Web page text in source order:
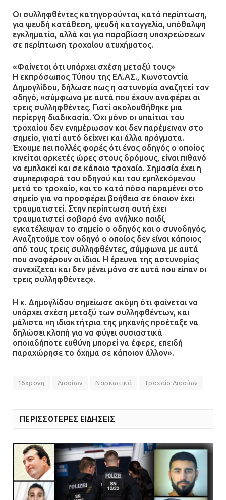
Οι συλληφθέντες κατηγορούνται, κατά περίπτωση,
για ψευδή κατάθεση, ψευδή καταγγελία, υπόθαλψη
εγκληματία, αλλά και για παραβίαση υποχρεώσεων
σε περίπτωση τροχαίου ατυχήματος.
«Φαίνεται ότι υπάρχει σχέση μεταξύ τους»
Η εκπρόσωπος Τύπου της ΕΛ.ΑΣ., Κωνσταντία
Δημογλίδου, δήλωσε πως η αστυνομία αναζητεί τον
οδηγό, «σύμφωνα με αυτά που έχουν αναφέρει οι
τρεις συλληφθέντες. Γιατί ακολουθήθηκε μια
περίεργη διαδικασία. Όχι μόνο οι υπαίτιοι του
τροχαίου δεν ενημέρωσαν και δεν παρέμειναν στο
σημείο, γιατί αυτό δείχνει και άλλα πράγματα.
Έχουμε πει πολλές φορές ότι ένας οδηγός ο οποίος
κινείται αρκετές ώρες στους δρόμους, είναι πιθανό
να εμπλακεί και σε κάποιο τροχαίο. Σημασία έχει η
συμπεριφορά του οδηγού και του εμπλεκόμενου
μετά το τροχαίο, και το κατά πόσο παραμένει στο
σημείο για να προσφέρει βοήθεια σε όποιον έχει
τραυματιστεί. Στην περίπτωση αυτή έχει
τραυματιστεί σοβαρά ένα ανήλικο παιδί,
εγκατέλειψαν το σημείο ο οδηγός και ο συνοδηγός.
Αναζητούμε τον οδηγό ο οποίος δεν είναι κάποιος
από τους τρεις συλληφθέντες, σύμφωνα με αυτά
που αναφέρουν οι ίδιοι. Η έρευνα της αστυνομίας
συνεχίζεται και δεν μένει μόνο σε αυτά που είπαν οι
τρεις συλληφθέντες».
Η κ. Δημογλίδου σημείωσε ακόμη ότι φαίνεται να
υπάρχει σχέση μεταξύ των συλληφθέντων, και
μάλιστα «η ιδιοκτήτρια της μηχανής προέταξε να
δηλώσει κλοπή για να φύγει ουσιαστικά
οποιαδήποτε ευθύνη μπορεί να έφερε, επειδή
παραχώρησε το όχημα σε κάποιον άλλον».
16χρονη Λιοσίων Ναρκωτικά Τροχαίο Λιοσίων
ΠΕΡΙΣΣΟΤΕΡΕΣ ΕΙΔΗΣΕΙΣ